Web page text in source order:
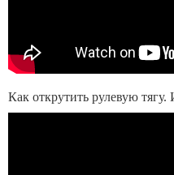
Как открутить рулевую